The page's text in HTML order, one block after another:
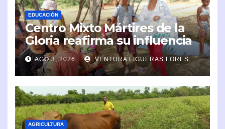
EDUCACIÓN
Centro Mixto Mártires de la
Gloria reafirma su influencia
en la comunidad
AGO 3, 2026 VENTURA FIGUERAS LORES
AGRICULTURA